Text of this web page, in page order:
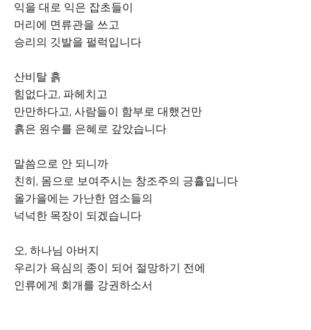
익을 대로 익은 잡초들이
머리에 면류관을 쓰고
승리의 깃발을 펄럭입니다
산비탈 흙
힘없다고, 파헤치고
만만하다고, 사람들이 함부로 대했건만
흙은 원수를 은혜로 갚았습니다
말씀으로 안 되니까
친히, 몸으로 보여주시는 창조주의 긍휼입니다
올가을에는 가난한 염소들의
넉넉한 목장이 되겠습니다
오, 하나님 아버지
우리가 욕심의 종이 되어 절망하기 전에
인류에게 회개를 강권하소서